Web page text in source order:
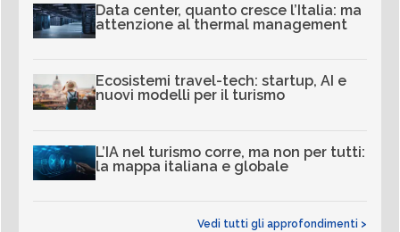
Data center, quanto cresce l’Italia: ma
attenzione al thermal management
Ecosistemi travel-tech: startup, AI e
nuovi modelli per il turismo
L’IA nel turismo corre, ma non per tutti:
la mappa italiana e globale
Vedi tutti gli approfondimenti >